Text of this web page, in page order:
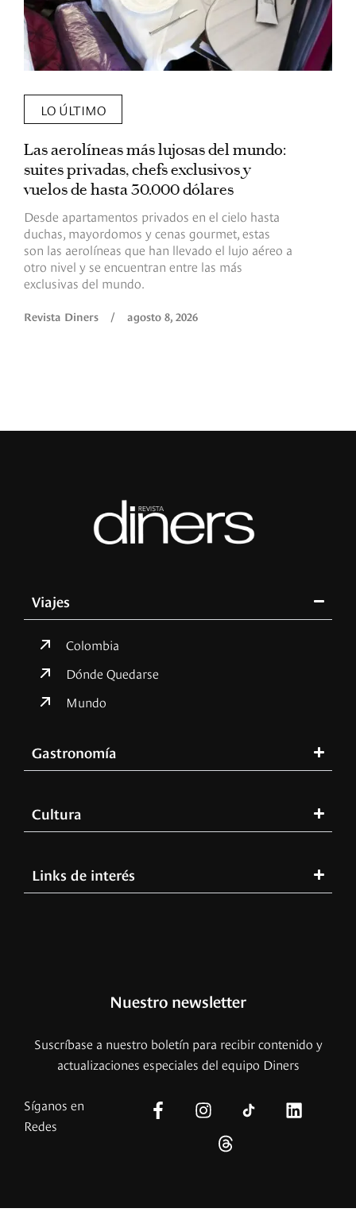
LO ÚLTIMO
Las aerolíneas más lujosas del mundo:
suites privadas, chefs exclusivos y
vuelos de hasta 30.000 dólares
Desde apartamentos privados en el cielo hasta
duchas, mayordomos y cenas gourmet, estas
son las aerolíneas que han llevado el lujo aéreo a
otro nivel y se encuentran entre las más
exclusivas del mundo.
Revista Diners / agosto 8, 2026
Viajes
Colombia
Dónde Quedarse
Mundo
Gastronomía
Cultura
Links de interés
Nuestro newsletter
Suscríbase a nuestro boletín para recibir contenido y
actualizaciones especiales del equipo Diners
Síganos en
Redes